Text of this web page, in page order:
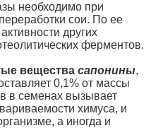
необходимо при
сои. По ее
других
ферментов.
вещества сапонины,
0,1% от массы
в семенах вызывает
химуса, и
а иногда и